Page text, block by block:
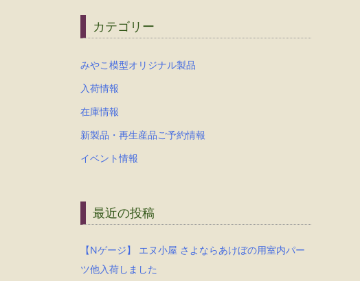
カテゴリー
みやこ模型オリジナル製品
入荷情報
在庫情報
新製品・再生産品ご予約情報
イベント情報
最近の投稿
【Nゲージ】 エヌ小屋 さよならあけぼの用室内パー
ツ他入荷しました